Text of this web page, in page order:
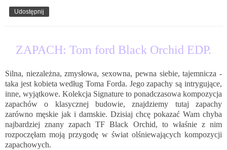
Udostępnij
ZAPACH: Tom ford Black Orchid EDP.
Silna, niezależna, zmysłowa, sexowna, pewna siebie, tajemnicza -
taka jest kobieta według Toma Forda. Jego zapachy są intrygujące,
inne, wyjątkowe. Kolekcja Signature to ponadczasowa kompozycja
zapachów o klasycznej budowie, znajdziemy tutaj zapachy
zarówno męskie jak i damskie. Dzisiaj chcę pokazać Wam chyba
najbardziej znany zapach TF Black Orchid, to właśnie z nim
rozpoczęłam moją przygodę w świat olśniewających kompozycji
zapachowych.